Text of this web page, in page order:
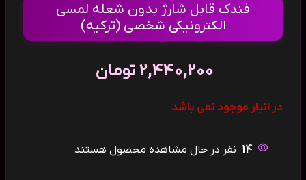
فندک قابل شارژ بدون شعله لمسی
الکترونیکی شخصی (ترکیه)
2,440,200تومان
در انبار موجود نمی باشد
14 نفر در حال مشاهده محصول هستند